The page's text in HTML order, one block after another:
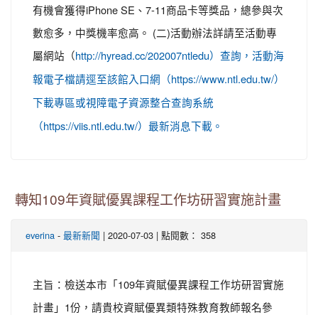
有機會獲得iPhone SE、7-11商品卡等獎品，總參與次
數愈多，中獎機率愈高。 (二)活動辦法詳請至活動專
屬網站（http://hyread.cc/202007ntledu）查詢，活動海
報電子檔請逕至該館入口網（https://www.ntl.edu.tw/）
下載專區或視障電子資源整合查詢系統
（https://viis.ntl.edu.tw/）最新消息下載。
轉知109年資賦優異課程工作坊研習實施計畫
everina - 最新新聞 | 2020-07-03 | 點閱數： 358
主旨：檢送本市「109年資賦優異課程工作坊研習實施
計畫」1份，請貴校資賦優異類特殊教育教師報名參